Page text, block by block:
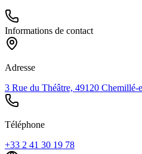
Informations de contact
Adresse
3 Rue du Théâtre, 49120 Chemillé-
Téléphone
+33 2 41 30 19 78